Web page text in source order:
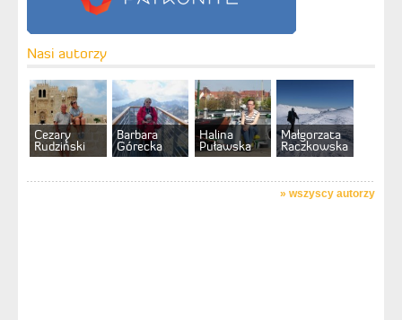
Nasi autorzy
Cezary
Rudziński
Barbara
Górecka
Halina
Puławska
Małgorzata
Raczkowska
» wszyscy autorzy